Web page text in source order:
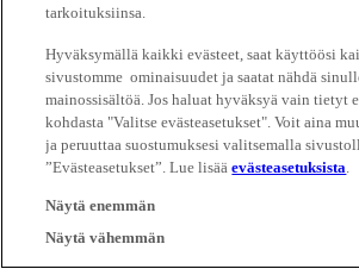
tarkoituksiinsa.
Hyväksymällä kaikki evästeet, saat käyttöösi
sivustomme ominaisuudet ja saatat nähdä
mainossisältöä. Jos haluat hyväksyä vain tietyt
kohdasta "Valitse evästeasetukset". Voit aina
ja peruuttaa suostumuksesi valitsemalla
”Evästeasetukset”. Lue lisääevästeasetuksista
Näytä enemmän
Näytä vähemmän